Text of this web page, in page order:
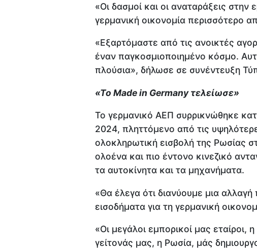
«Οι δασμοί και οι αναταράξεις στην
γερμανική οικονομία περισσότερο
«Εξαρτόμαστε από τις ανοικτές
έναν παγκοσμιοποιημένο κόσμο.
πλούσια», δήλωσε σε συνέντευξη
«Το Made in Germany τελείωσε»
Το γερμανικό ΑΕΠ συρρικνώθηκε
2024, πληττόμενο από τις
ολοκληρωτική εισβολή της Ρωσίας
ολοένα και πιο έντονο κινεζικό
τα αυτοκίνητα και τα μηχανήματα.
«Θα έλεγα ότι διανύουμε μια
εισοδήματα για τη γερμανική
«Οι μεγάλοι εμπορικοί μας εταίροι,
γείτονάς μας, η Ρωσία, μάς